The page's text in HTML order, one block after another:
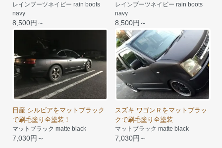
レインブーツネイビー rain boots
navy
8,500円～
レインブーツネイビー rain boots
navy
8,500円～
日産 シルビアをマットブラック
で刷毛塗り全塗装！
マットブラック matte black
7,030円～
スズキ ワゴンＲをマットブラッ
クで刷毛塗り全塗装
マットブラック matte black
7,030円～